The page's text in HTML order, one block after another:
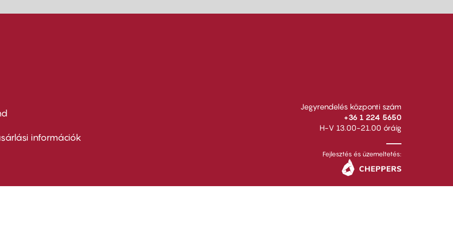
információk
Jegyrendelés központi szám
+36 1 224 5650
H-V 13.00-21.00 óráig
Fejlesztés és üzemeltetés: